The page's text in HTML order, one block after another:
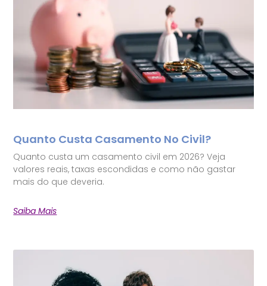
Quanto Custa Casamento No Civil?
Quanto custa um casamento civil em 2026? Veja
valores reais, taxas escondidas e como não gastar
mais do que deveria.
Saiba Mais